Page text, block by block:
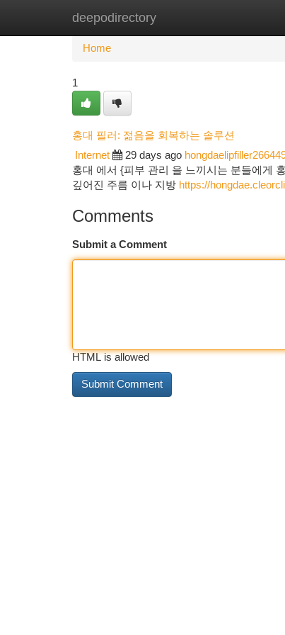
deepodirectory
Home New Site Listings
Home
1
홍대 필러: 젊음을 회복하는 솔루션
Internet 29 days ago
홍대 에서 {피부 관리 을 느끼시는 분들에게
깊어진 주름 이나 지방 https://
Comments
Submit a Comment
HTML is allowed